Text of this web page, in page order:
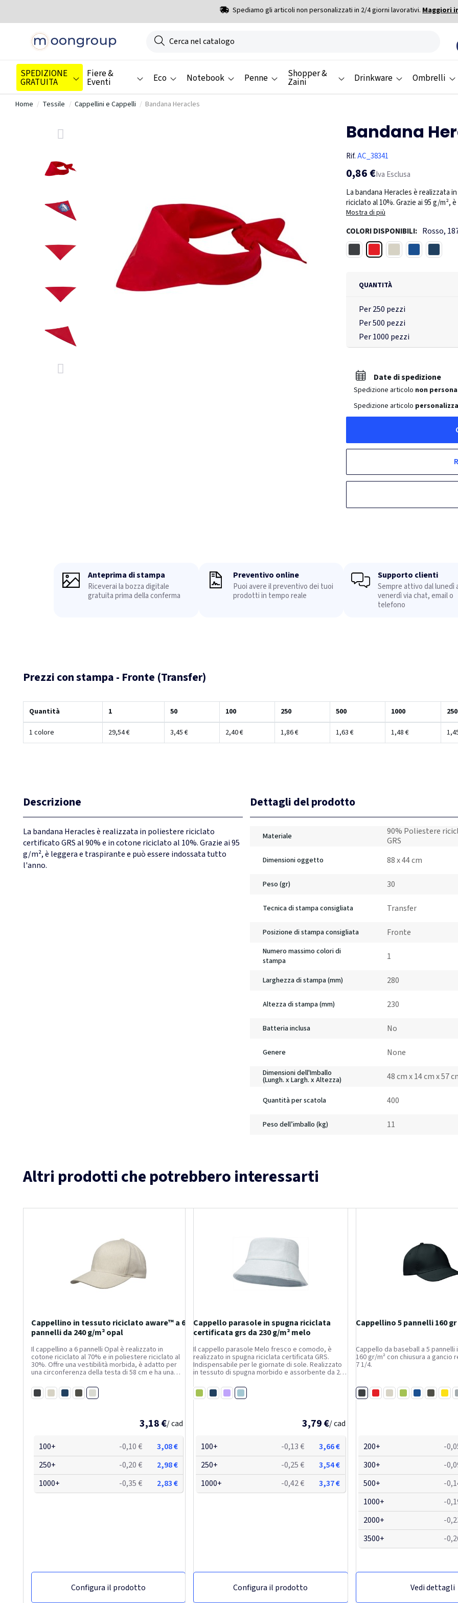
Spediamo gli articoli non personalizzati in 2/4 giorni lavorativi.Maggiori
SPEDIZIONE
GRATUITA
Fiere &
Eventi Eco Notebook Penne Shopper &
Zaini Drinkware Ombrelli
Home Tessile Cappellini e Cappelli Bandana Heracles
Bandana
Rif.AC_38341
0,86 €Iva Esclusa
La bandana Heracles è realizzata
riciclato al 10%. Grazie ai 95 g/
Mostra di più
COLORI DISPONIBILI: Rosso,
QUANTITÀ
Per 250 pezzi
Per 500 pezzi
Per 1000 pezzi
Date di spedizione
Spedizione articolo non
Spedizione articolo
Anteprima di stampa
Riceverai la bozza digitale
gratuita prima della conferma
Preventivo online
Puoi avere il preventivo dei tuoi
prodotti in tempo reale
Supporto clienti
Sempre attivo dal lunedì
venerdì via chat, email o
telefono
Prezzi con stampa - Fronte (Transfer)
Quantità 1 50 100 250 500 1000
1 colore 29,54 € 3,45 € 2,40 € 1,86 € 1,63 € 1,48 €
Descrizione
La bandana Heracles è realizzata in poliestere riciclato
certificato GRS al 90% e in cotone riciclato al 10%. Grazie ai 95
g/m², è leggera e traspirante e può essere indossata tutto
l'anno.
Dettagli del prodotto
Materiale
90% Poliestere
GRS
Dimensioni oggetto 88 x 44 cm
Peso (gr) 30
Tecnica di stampa consigliata Transfer
Posizione di stampa consigliata Fronte
Numero massimo colori di
stampa
1
Larghezza di stampa (mm) 280
Altezza di stampa (mm) 230
Batteria inclusa No
Genere None
Dimensioni dell'Imballo
(Lungh. x Largh. x Altezza) 48 cm x 14 cm x 57
Quantità per scatola 400
Peso dell’imballo (kg) 11
Altri prodotti che potrebbero interessarti
Cappellino in tessuto riciclato aware™ a 6
pannelli da 240 g/m² opal
Il cappellino a 6 pannelli Opal è realizzato in
cotone riciclato al 70% e in poliestere riciclato al
30%. Offre una vestibilità morbida, è adatto per
una circonferenza della testa di 58 cm e ha una
regolazione facile e sicura. Il cappellino include...
NeroBiancoNavyVerdeOatmeal
3,18 €/ cad
100+ -0,10 €
3,08 €
250+
-0,20 €
2,98 €
1000+
-0,35 € 2,83 €
Configura il prodotto
Cappello parasole in spugna riciclata
certificata grs da 230 g/m² melo
Il cappello parasole Melo fresco e comodo, è
realizzato in spugna riciclata certificata GRS.
Indispensabile per le giornate di sole. Realizzato
in tessuto di spugna morbido e assorbente da 230
58 cm, offre una vestibilità rilassata e
traspirante,...
LimeNavyLilla Blu nuvola
3,79 €/ cad
100+ -0,13 €
3,66 €
250+
-0,25 €
3,54 €
1000+
-0,42 € 3,37 €
Configura il prodotto
Cappellino 5 pannelli 160 gr
Cappello da baseball a 5
160 gr/m² con chiusura a gancio
7 1/4.
NeroRossoBiancoLimeBlu royal
VerdeGiallo
200+
-
300+
-
500+
-
1000+
-
2000+
-
3500+
-
Vedi dettagli